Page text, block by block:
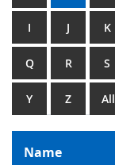
I J K
Q R S
Y Z
Name